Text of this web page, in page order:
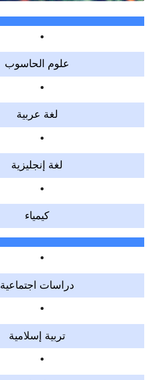
علوم الحاسوب
لغة عربية
لغة إنجليزية
كيمياء
دراسات اجتماعية
تربية إسلامية